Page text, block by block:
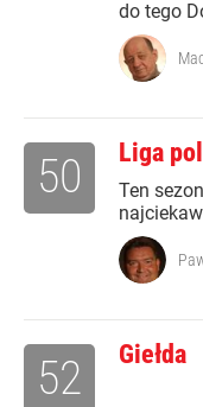
do tego
Liga
Ten
50
Giełda
52